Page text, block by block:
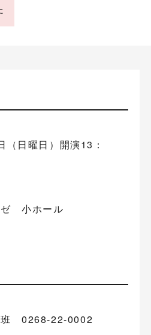
日曜日）開演13：
小ホール
班 0268-22-0002